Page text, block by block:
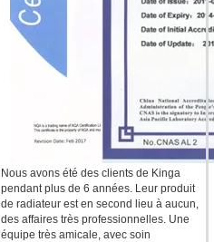
Nous avons été des clients de Kinga
pendant plus de 6 années. Leur produit
de radiateur est en second lieu à aucun,
des affaires très professionnelles. Une
équipe très amicale, avec soin